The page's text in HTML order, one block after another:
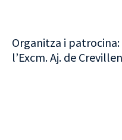
Organitza i
l’Excm. Aj. de